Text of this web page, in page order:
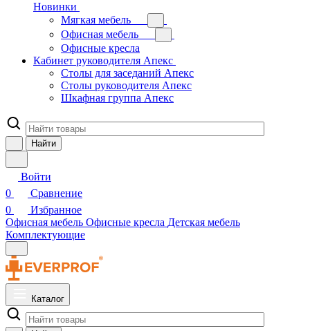
Новинки
Мягкая мебель
Офисная мебель
Офисные кресла
Кабинет руководителя Апекс
Столы для заседаний Апекс
Столы руководителя Апекс
Шкафная группа Апекс
Найти
Войти
0
Сравнение
0
Избранное
Офисная мебель Офисные кресла Детская мебель
Комплектующие
Каталог